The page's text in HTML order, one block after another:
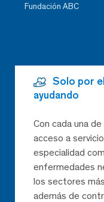
Fundación ABC
Solo por
ayudando
Con cada una
acceso a
especialidad
enfermedades
los sectores
además de